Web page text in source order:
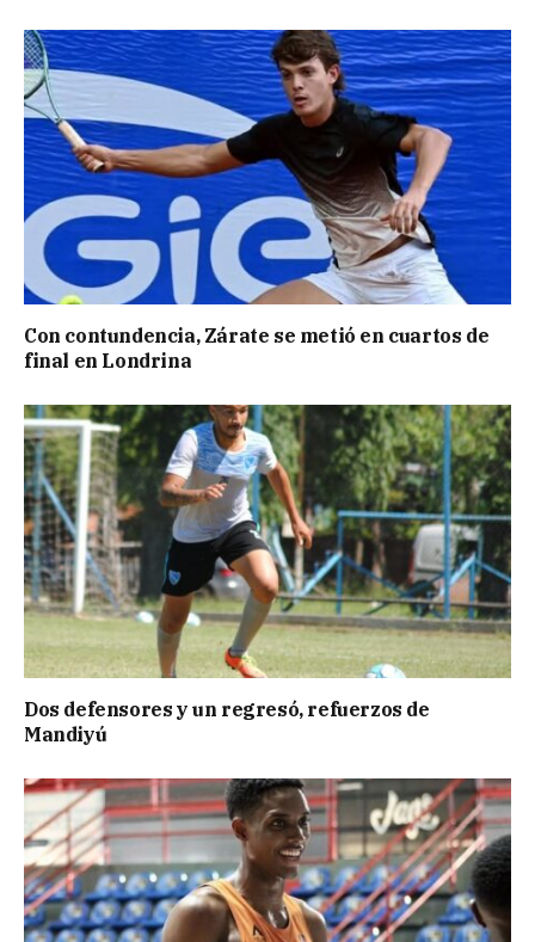
Con contundencia, Zárate se metió en cuartos de
final en Londrina
Dos defensores y un regresó, refuerzos de
Mandiyú